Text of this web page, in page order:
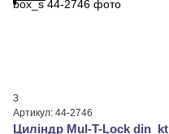
3
Артикул: 44-2746
Циліндр Mul-T-Lock din_kt